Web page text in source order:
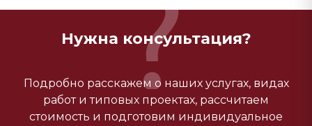
Нужна консультация?
Подробно расскажем о наших услугах, видах
работ и типовых проектах, рассчитаем
стоимость и подготовим индивидуальное